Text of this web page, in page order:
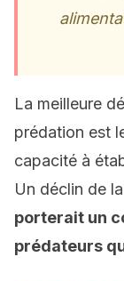
La meilleure
prédation est
capacité à
Un déclin de
porterait un
prédateurs